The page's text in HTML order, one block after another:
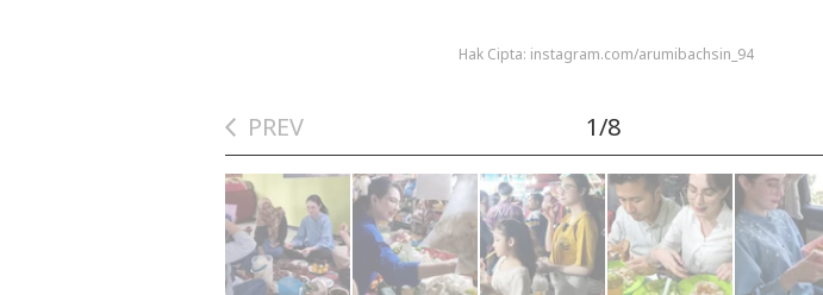
Hak Cipta: instagram.com/arumibachsin_94
PREV 1/8